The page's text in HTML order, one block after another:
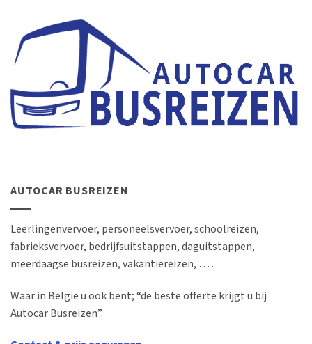
AUTOCAR BUSREIZEN
Leerlingenvervoer, personeelsvervoer, schoolreizen,
fabrieksvervoer, bedrijfsuitstappen, daguitstappen,
meerdaagse busreizen, vakantiereizen, … .
Waar in België u ook bent; “de beste offerte krijgt u bij
Autocar Busreizen”.